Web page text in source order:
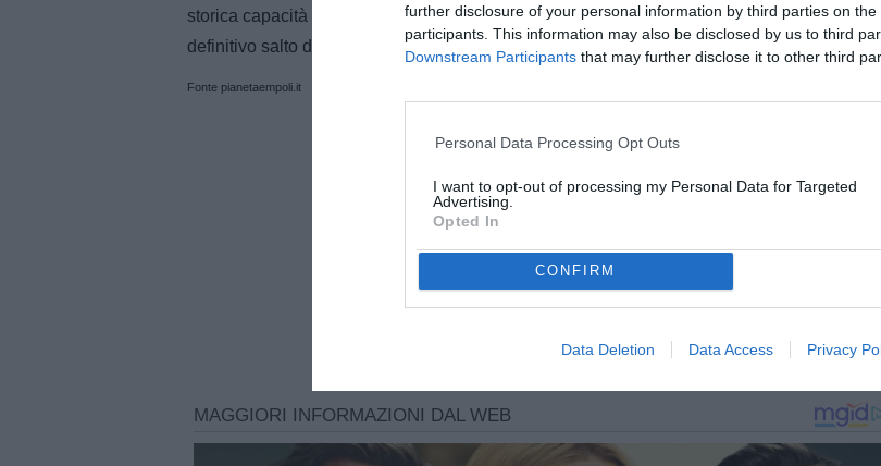
further disclosure of your personal information by third parties on the
participants. This information may also be disclosed by us to third
Downstream Participants that may further disclose it to other third
Personal Data Processing Opt Outs
I want to opt-out of processing my Personal Data for Targeted
Advertising.
Opted In
CONFIRM
Data Deletion Data Access Privacy
storica capacità dell’Empoli di saper lanciare, valorizzare e preparare i giovani talenti al
definitivo salto di qualità verso i palcoscenici più importanti del calcio europeo.
Fonte pianetaempoli.it